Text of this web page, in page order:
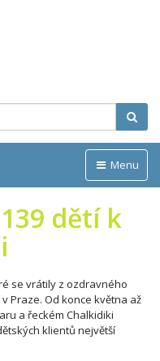
Menu
dětí k
se vrátily z ozdravného
Praze. Od konce května až
a řeckém Chalkidiki
klientů největší